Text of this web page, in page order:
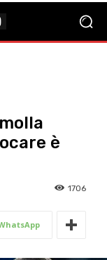
è
1706